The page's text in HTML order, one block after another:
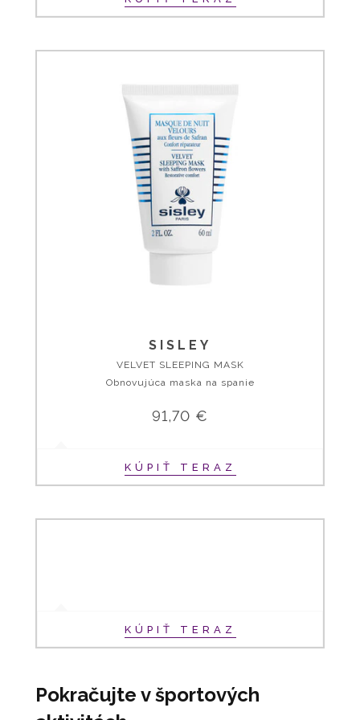
SISLEY
VELVET SLEEPING MASK
Obnovujúca maska na spanie
91,70 €
KÚPIŤ TERAZ
KÚPIŤ TERAZ
Pokračujte v športových